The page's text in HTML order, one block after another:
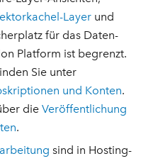
Layer und
für das Daten-
Platform ist begrenzt.
Sie unter
und Konten.
dieVeröffentlichung
.
sind in Hosting-